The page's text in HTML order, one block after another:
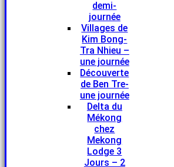
demi-
journée
Villages de
Kim Bong-
Tra Nhieu –
une journée
Découverte
de Ben Tre-
une journée
Delta du
Mékong
chez
Mekong
Lodge 3
Jours – 2